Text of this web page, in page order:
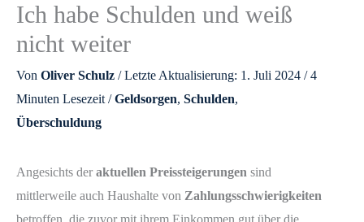
Ich habe Schulden und weiß
nicht weiter
Von Oliver Schulz / Letzte Aktualisierung: 1. Juli 2024 /4
Minuten Lesezeit/Geldsorgen, Schulden,
Überschuldung
Angesichts der aktuellen Preissteigerungen sind
mittlerweile auch Haushalte von Zahlungsschwierigkeiten